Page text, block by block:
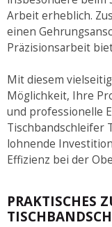
Arbeit erheblich.
einen
Präzisionsarbeit
Mit diesem
Möglichkeit, Ihre
und professionelle
Tischbandschleifer
lohnende
Effizienz bei der
PRAKTISCHES